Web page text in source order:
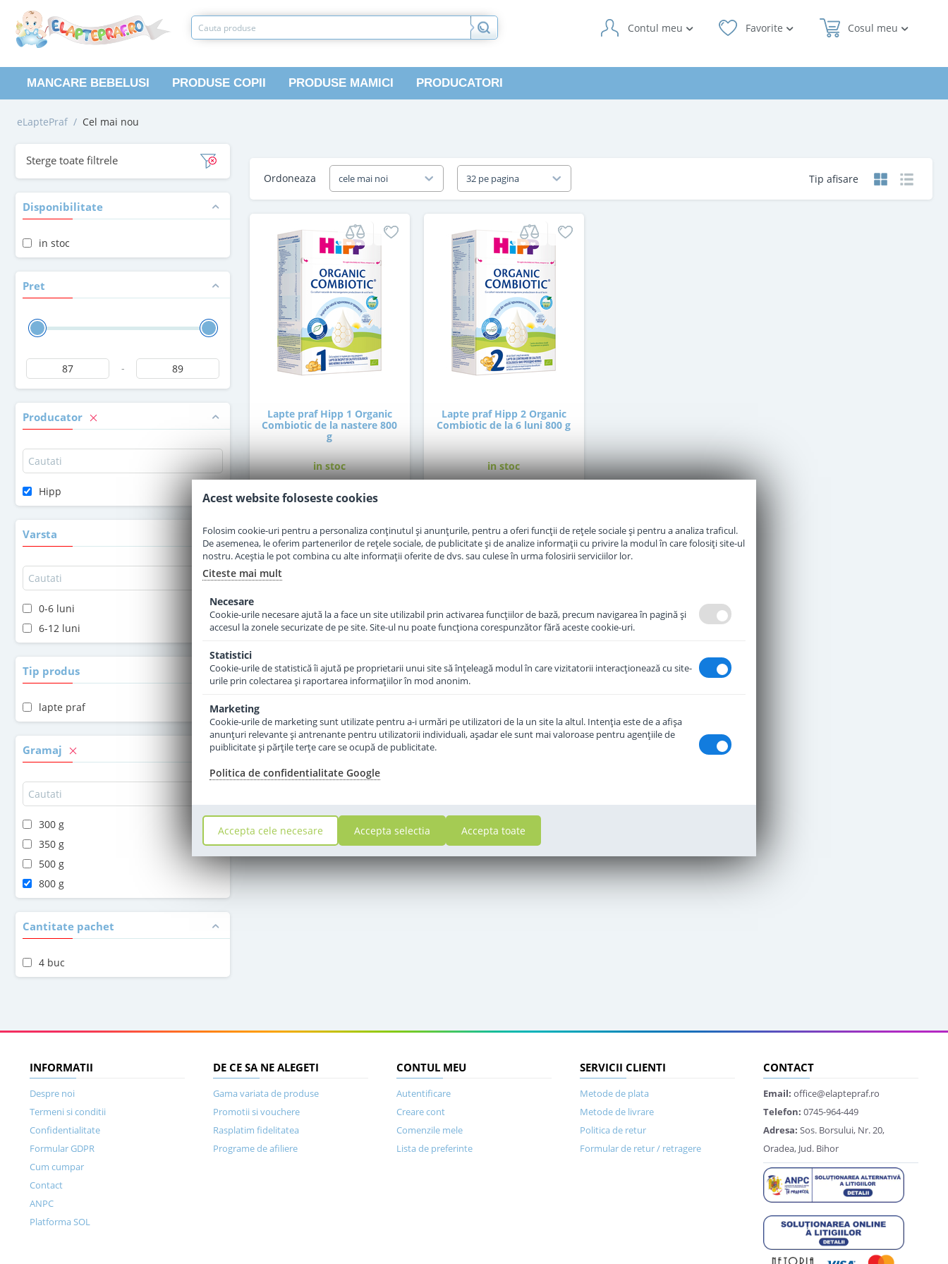
Cosul meu
Favorite
Contul meu
MANCARE BEBELUSI PRODUSE COPII PRODUSE MAMICI PRODUCATORI
eLaptePraf / Cel mai nou
Sterge toate filtrele
Disponibilitate
in stoc
Pret
-
Producator
Hipp
Varsta
0-6 luni
6-12 luni
Tip produs
lapte praf
Gramaj
300 g
350 g
500 g
800 g
Cantitate pachet
4 buc
Tip afisare
Ordoneaza cele mai noi 32 pe pagina
Lapte praf Hipp 1 Organic
Combiotic de la nastere 800
g
in stoc
Adauga in cos
Lapte praf Hipp 2 Organic
Combiotic de la 6 luni 800 g
in stoc
Adauga in cos
INFORMATII
Despre noi
Termeni si conditii
Confidentialitate
Formular GDPR
Cum cumpar
Contact
ANPC
Platforma SOL
DE CE SA NE ALEGETI
Gama variata de produse
Promotii si vouchere
Rasplatim fidelitatea
Programe de afiliere
CONTUL MEU
Autentificare
Creare cont
Comenzile mele
Lista de preferinte
SERVICII CLIENTI
Metode de plata
Metode de livrare
Politica de retur
Formular de retur / retragere
CONTACT
Email: office@elaptepraf.ro
Telefon: 0745-964-449
Adresa: Sos. Borsului, Nr. 20,
Oradea, Jud. Bihor
Acest website foloseste cookies
Folosim cookie-uri pentru a personaliza conținutul și anunțurile, pentru a oferi funcții de rețele sociale și pentru a analiza traficul.
De asemenea, le oferim partenerilor de rețele sociale, de publicitate și de analize informații cu privire la modul în care folosiți site-ul
nostru. Aceștia le pot combina cu alte informații oferite de dvs. sau culese în urma folosirii serviciilor lor.
Citeste mai mult
Necesare
Cookie-urile necesare ajută la a face un site utilizabil prin activarea funcţiilor de bază, precum navigarea în pagină şi
accesul la zonele securizate de pe site. Site-ul nu poate funcţiona corespunzător fără aceste cookie-uri.
Statistici
Cookie-urile de statistică îi ajută pe proprietarii unui site să înţeleagă modul în care vizitatorii interacţionează cu site-
urile prin colectarea şi raportarea informaţiilor în mod anonim.
Marketing
Cookie-urile de marketing sunt utilizate pentru a-i urmări pe utilizatori de la un site la altul. Intenţia este de a afişa
anunţuri relevante şi antrenante pentru utilizatorii individuali, aşadar ele sunt mai valoroase pentru agenţiile de
puiblicitate şi părţile terţe care se ocupă de publicitate.
Politica de confidentialitate Google
Accepta cele necesare Accepta selectia Accepta toate